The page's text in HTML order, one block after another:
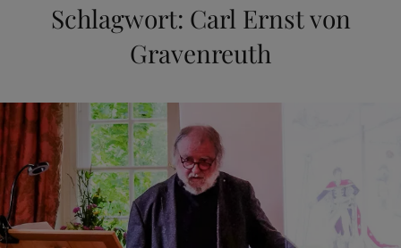
Schlagwort: Carl Ernst von
Gravenreuth